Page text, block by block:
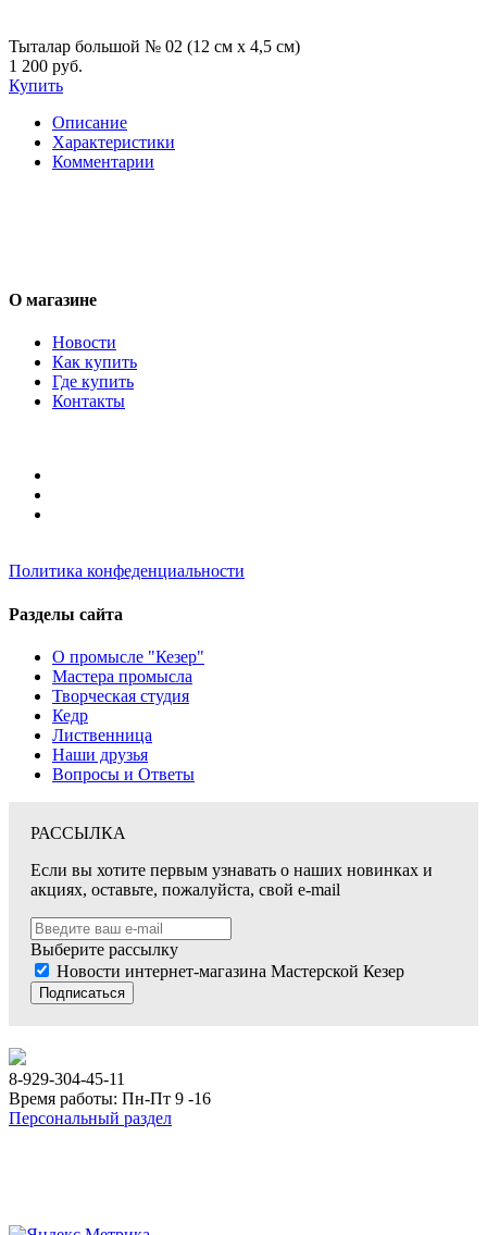
Тыталар большой № 02 (12 см х 4,5 см)
1 200 руб.
Купить
Описание
Характеристики
Комментарии
О магазине
Новости
Как купить
Где купить
Контакты
Политика конфеденциальности
Разделы сайта
О промысле "Кезер"
Мастера промысла
Творческая студия
Кедр
Лиственница
Наши друзья
Вопросы и Ответы
РАССЫЛКА
Если вы хотите первым узнавать о наших новинках и
акциях, оставьте, пожалуйста, свой e-mail
Выберите рассылку
Новости интернет-магазина Мастерской Кезер
Подписаться
8-929-304-45-11
Время работы: Пн-Пт 9 -16
Персональный раздел